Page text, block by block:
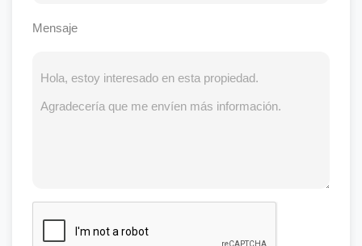
Mensaje